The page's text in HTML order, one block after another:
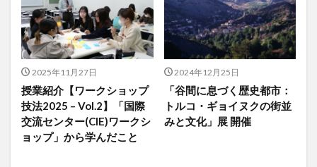
2025年11月27日
授業紹介【ワークショップ
技法2025 – Vol.2】「国際
交流センター(CIE)ワークシ
ョップ」から学んだこと
2024年12月25日
「谷間に息づく歴史都市：
トルコ・ギョイヌクの街並
みと文化」展 開催